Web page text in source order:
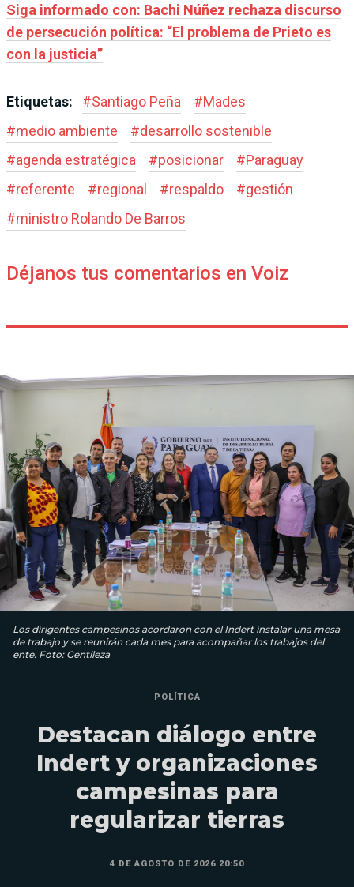
Siga informado con: Bachi Núñez rechaza discurso
de persecución política: “El problema de Prieto es
con la justicia”
Etiquetas: #Santiago Peña #Mades
#medio ambiente #desarrollo sostenible
#agenda estratégica #posicionar #Paraguay
#referente #regional #respaldo #gestión
#ministro Rolando De Barros
Déjanos tus comentarios en Voiz
Los dirigentes campesinos acordaron con el Indert instalar una mesa
de trabajo y se reunirán cada mes para acompañar los trabajos del
ente. Foto: Gentileza
POLÍTICA
Destacan diálogo entre
Indert y organizaciones
campesinas para
regularizar tierras
4 DE AGOSTO DE 2026 20:50